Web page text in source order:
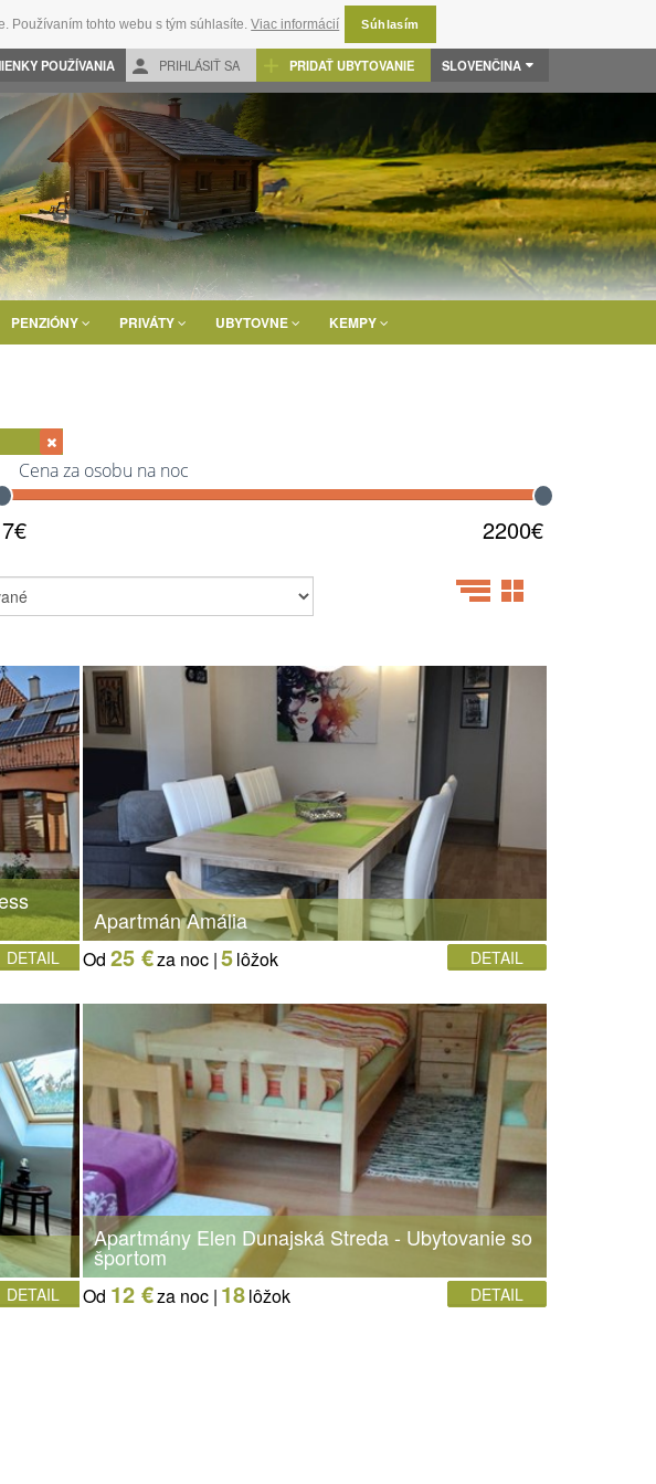
Používaním tohto webu s tým súhlasíte.Viac informácií Súhlasím
POUŽÍVANIA PRIHLÁSIŤ SA PRIDAŤ UBYTOVANIE SLOVENČINA
PENZIÓNY PRIVÁTY UBYTOVNE KEMPY
Cena za osobu na noc
7€ 2200€
DETAIL
Apartmán Amália
Od 25 €za noc |5lôžok DETAIL
DETAIL
Apartmány Elen Dunajská Streda - Ubytovanie so
športom
Od 12 €za noc | 18lôžok DETAIL